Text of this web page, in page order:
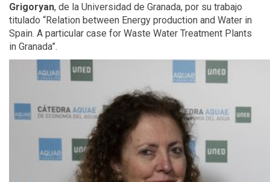
Grigoryan, de la Universidad de Granada, por su trabajo
titulado “Relation between Energy production and Water in
Spain. A particular case for Waste Water Treatment Plants
in Granada”.